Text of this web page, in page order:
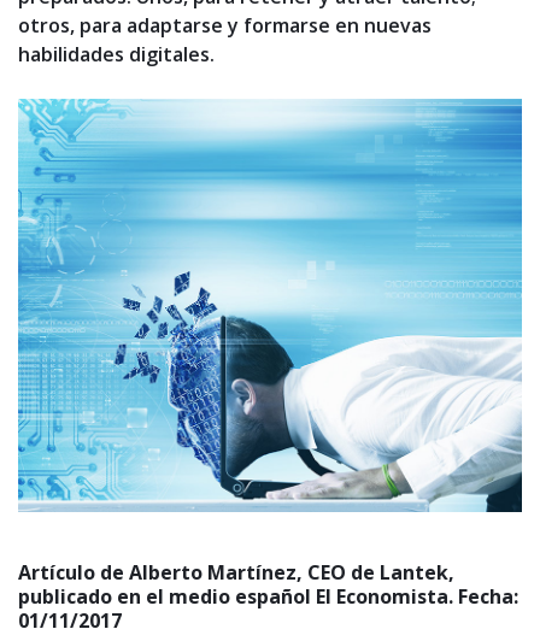
otros, para adaptarse y formarse en nuevas
habilidades digitales.
Artículo de Alberto Martínez, CEO de Lantek,
publicado en el medio español El Economista. Fecha:
01/11/2017